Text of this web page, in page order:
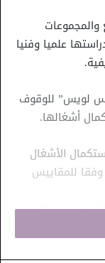
والمجموعات
علميا وفنيا
لويس” للوقوف
أشغالها.
الأشغال
للمقاييس
بحلق الوادي
فيه حفاظا